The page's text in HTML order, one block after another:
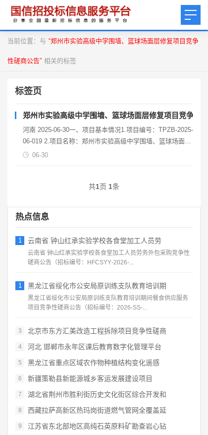
当前位置：与 “郑州市实验高级中学围墙、篮球场面层修复项目竞争
性磋商公告” 相关的标签
标签页
郑州市实验高级中学围墙、篮球场面层修复项目竞争性
河南 2025-06-30一、项目基本情况1.项目编号：TPZB-2025-
06-019 2.项目名称：郑州市实验高级中学围墙、篮球场面层
修复项目3.采购方
06-30
共1页 1条
热点信息
1 云南省 钟山红承实验学校各食堂加工人员劳
云南省 钟山红承实验学校各食堂加工人员劳务外包采购竞争性
磋商公告（招标编号：HFCSYY‑2026‑...
1 黑龙江省绥化市公安局原训练支队教育培训期
黑龙江省绥化市公安局原训练支队教育培训期间餐食供应服务
项目竞争性磋商公告（招标编号：2026‑SS‑...
3 北京市东方汇美改造工程拆除项目竞争性磋商
4 河北 邯郸市永年区课后教育数字化管理平台
5 黑龙江省重点区域农作物种植结构变化遥感
6 新疆策勒县新能源城乡客运发展建设项目
7 湖北省荆州市胜利街历史文化街区综合开发和
8 西藏拉萨高新区热玛岗街道燃气管网全覆盖延
9 江苏省东北部地区高纯石英原料矿勘查岩心钻